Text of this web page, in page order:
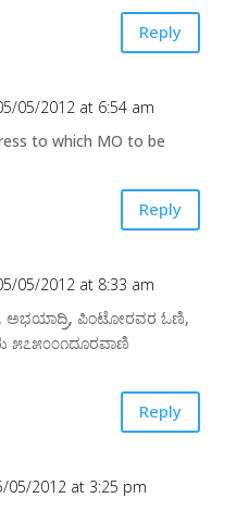
Reply
05/2012 at 6:54 am
to which MO to be
Reply
05/2012 at 8:33 am
ಪಿಂಟೋರವರ ಓಣಿ,
೫೭೫೦೦೧ದೂರವಾಣಿ
Reply
05/2012 at 3:25 pm